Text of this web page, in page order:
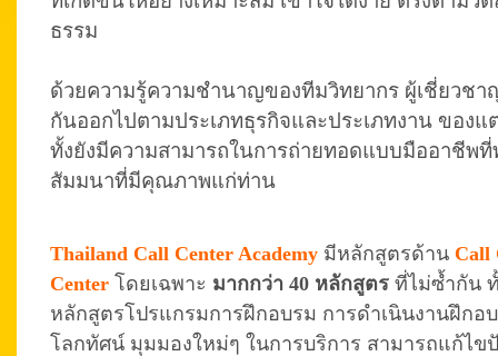
ธรรม
ด้วยความรู้ความชำนาญของทีมวิทยากร ผู้เชี่ยวช
กันออกไปตามประเภทธุรกิจและประเภทงาน ของ
ทั้งยังมีความสามารถในการถ่ายทอดแบบมืออาชีพ
สัมมนาที่มีคุณภาพแก่ท่าน
Thailand Call Center Academy มีหลักสูตรด้าน Call
Center โดยเฉพาะ มากกว่า 40 หลักสูตร ที่ไม่ซ้ำกัน
หลักสูตรโปรแกรมการฝึกอบรม การดำเนินงานฝึกอ
โลกทัศน์ มุมมองใหม่ๆ ในการบริการ สามารถแก้ไข